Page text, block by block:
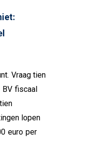
Vraag tien
fiscaal
lopen
euro per